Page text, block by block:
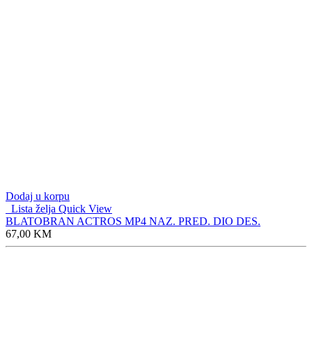
Dodaj u korpu
Lista želja Quick View
BLATOBRAN ACTROS MP4 NAZ. PRED. DIO DES.
67,00 KM